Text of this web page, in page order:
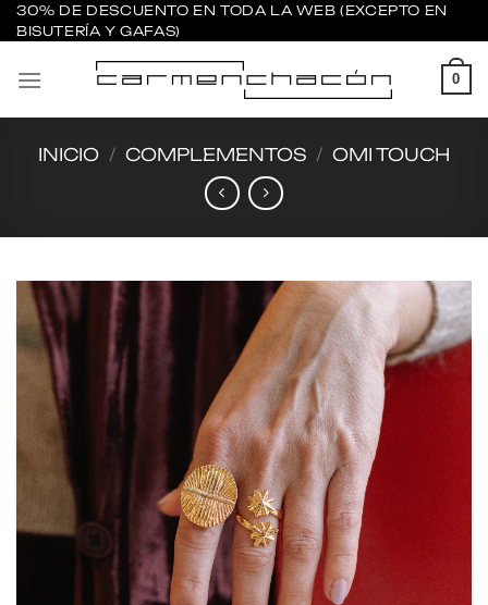
Saltar
al
contenido
30% DE DESCUENTO EN TODA LA WEB (EXCEPTO EN
BISUTERÍA Y GAFAS)
0
INICIO / COMPLEMENTOS / OMI TOUCH